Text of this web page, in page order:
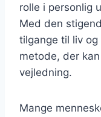
rolle i personlig
Med den
tilgange til liv
metode, der
vejledning.
Mange